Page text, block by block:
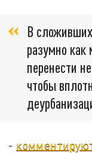
В
разумно
перенести
чтобы
-